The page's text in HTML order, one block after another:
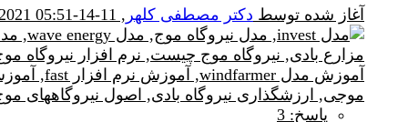
آغاز شده توسط دکتر مصطفی کلهر , 11-14-2021 05:51 PM
پاسخ: 3